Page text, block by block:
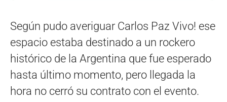
Según pudo averiguar Carlos Paz Vivo! ese
espacio estaba destinado a un rockero
histórico de la Argentina que fue esperado
hasta último momento, pero llegada la
hora no cerró su contrato con el evento.